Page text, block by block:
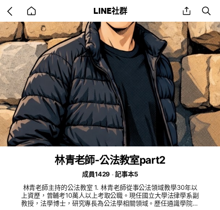
back
to
home
LINE社群 share
林青老師-公法教室part2
成員1429
記事本5
林青老師主持的公法教室 1. 林青老師從事公法領域教學30年以
上資歷，曾輔考10萬人以上考取公職。現任國立大學法律學系副
教授，法學博士，研究專長為公法學相關領域。歷任通識學院院